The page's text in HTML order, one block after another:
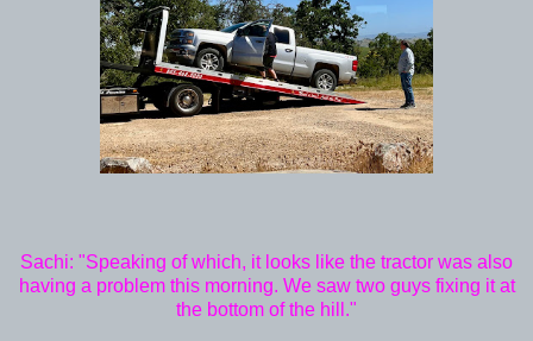
Sachi: "Speaking of which, it looks like the tractor was also
having a problem this morning. We saw two guys fixing it at
the bottom of the hill."